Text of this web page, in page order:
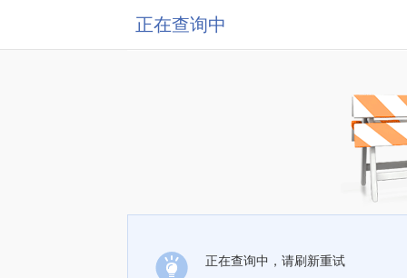
正在查询中
正在查询中，请刷新重试